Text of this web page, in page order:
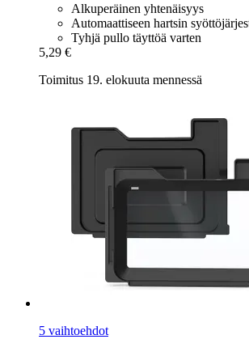
Alkuperäinen yhtenäisyys
Automaattiseen hartsin
Tyhjä pullo täyttöä varten
5,29 €
Toimitus 19. elokuuta mennessä
5 vaihtoehdot